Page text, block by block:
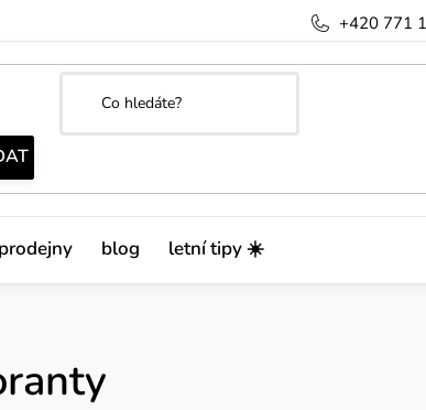
+420 771
prodejny blog letní tipy ☀️